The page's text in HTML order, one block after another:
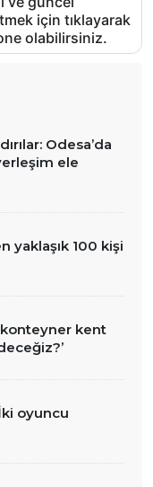
için tıklayarak
olabilirsiniz.
Odesa’da
ele
yaklaşık 100 kişi
kent
oyuncu